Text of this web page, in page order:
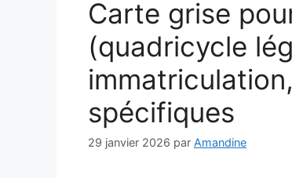
Carte grise
(quadricycle
spécifiques
29 janvier 2026 par Amandine